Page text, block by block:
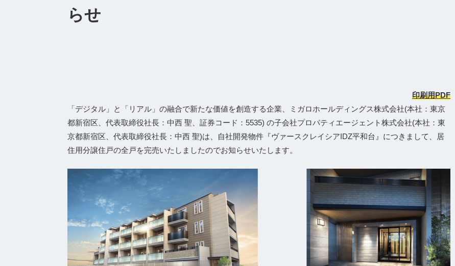
らせ
印刷用PDF
「デジタル」と「リアル」の融合で新たな価値を創造する企業、ミガロホールディングス株式会社(本社：東京
都新宿区、代表取締役社⻑：中⻄ 聖、証券コード：5535) の子会社プロパティエージェント株式会社(本社：東
京都新宿区、代表取締役社長：中西 聖)は、自社開発物件『ヴァースクレイシアIDZ平和台』につきまして、居
住用分譲住戸の全戸を完売いたしましたのでお知らせいたします。